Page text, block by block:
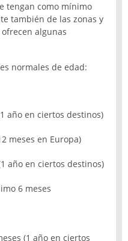
tengan como mínimo
también de las zonas y
algunas
normales de edad:
año en ciertos destinos)
meses en Europa)
año en ciertos destinos)
6 meses
(1 año en ciertos